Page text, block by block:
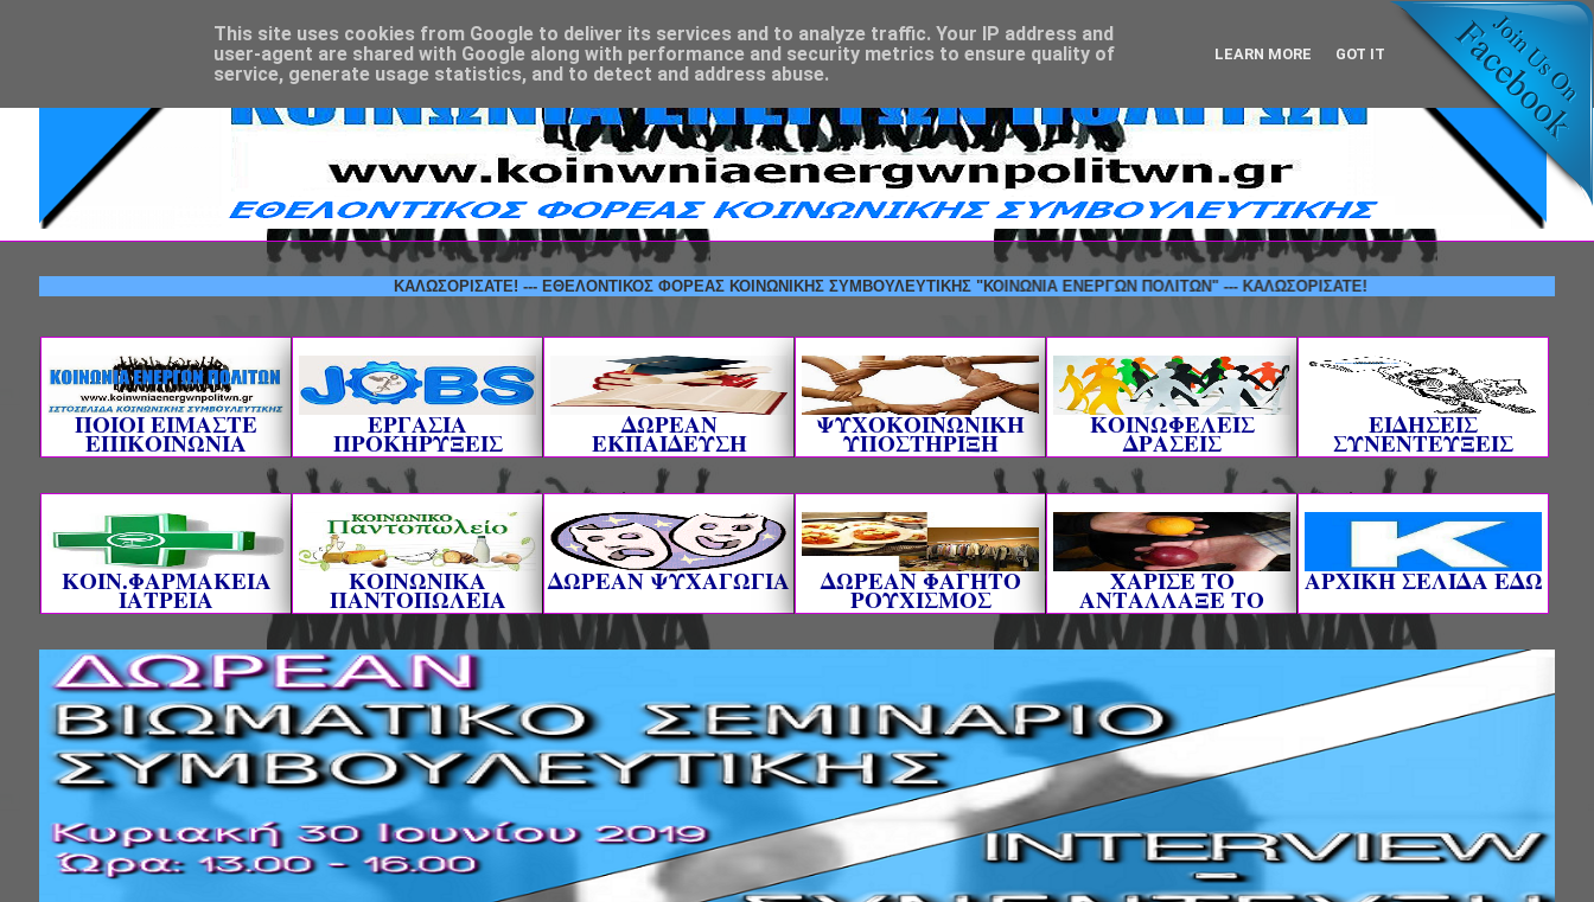
ΚΑΛΩΣΟΡΙΣΑΤΕ! --- ΕΘΕΛΟΝΤΙΚΟΣ ΦΟΡΕΑΣ ΚΟΙΝΩΝΙΚΗΣ ΣΥΜΒΟΥΛΕΥΤΙΚΗΣ "ΚΟΙΝΩΝΙΑ ΕΝΕΡΓΩΝ ΠΟΛΙΤΩΝ" --- ΚΑΛΩΣΟΡΙΣΑΤΕ!
ΠΟΙΟΙ ΕΙΜΑΣΤΕ
ΕΠΙΚΟΙΝΩΝΙΑ
ΕΡΓΑΣΙΑ
ΠΡΟΚΗΡΥΞΕΙΣ
ΔΩΡΕΑΝ
ΕΚΠΑΙΔΕΥΣΗ
ΨΥΧΟΚΟΙΝΩΝΙΚΗ
ΥΠΟΣΤΗΡΙΞΗ
ΚΟΙΝΩΦΕΛΕΙΣ
ΔΡΑΣΕΙΣ
ΕΙΔΗΣΕΙΣ
ΣΥΝΕΝΤΕΥΞΕΙΣ
ΚΟΙΝ.ΦΑΡΜΑΚΕΙΑ
ΙΑΤΡΕΙΑ
ΚΟΙΝΩΝΙΚΑ
ΠΑΝΤΟΠΩΛΕΙΑ
ΔΩΡΕΑΝ ΨΥΧΑΓΩΓΙΑ ΔΩΡΕΑΝ ΦΑΓΗΤΟ
ΡΟΥΧΙΣΜΟΣ
ΧΑΡΙΣΕ ΤΟ
ΑΝΤΑΛΛΑΞΕ ΤΟ
AΡΧΙΚΗ ΣΕΛΙΔΑ ΕΔΩ
This site uses cookies from Google to deliver its services and to analyze traffic. Your IP address and
user-agent are shared with Google along with performance and security metrics to ensure quality of
service, generate usage statistics, and to detect and address abuse.
LEARN MORE GOT IT